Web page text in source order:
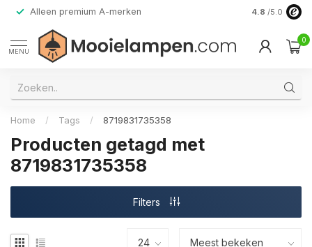
Alleen premium A-merken 4.8 /5.0
MENU
0
Home / Tags / 8719831735358
Producten getagd met
8719831735358
Filters